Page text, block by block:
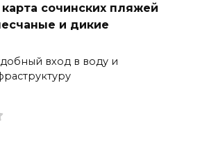
сочинских пляжей
и дикие
вход в воду и